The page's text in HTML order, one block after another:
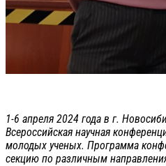
1-6 апреля 2024 года в г.
Всероссийская научная
молодых ученых. Программа
секцию по различным